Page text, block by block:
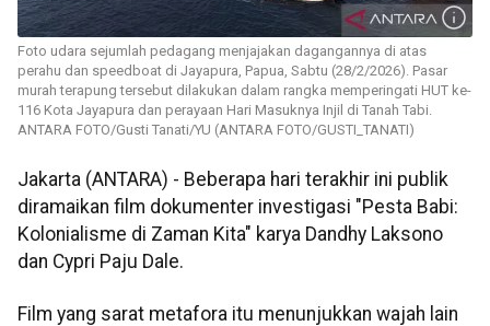
Foto udara sejumlah pedagang menjajakan dagangannya di atas
perahu dan speedboat di Jayapura, Papua, Sabtu (28/2/2026). Pasar
murah terapung tersebut dilakukan dalam rangka memperingati HUT ke-
116 Kota Jayapura dan perayaan Hari Masuknya Injil di Tanah Tabi.
ANTARA FOTO/Gusti Tanati/YU (ANTARA FOTO/GUSTI_TANATI)
Jakarta (ANTARA) - Beberapa hari terakhir ini publik
diramaikan film dokumenter investigasi "Pesta Babi:
Kolonialisme di Zaman Kita" karya Dandhy Laksono
dan Cypri Paju Dale.
Film yang sarat metafora itu menunjukkan wajah lain